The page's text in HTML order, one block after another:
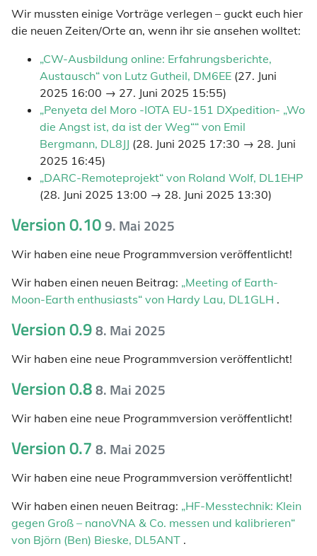
Wir mussten einige Vorträge verlegen – guckt euch hier
die neuen Zeiten/Orte an, wenn ihr sie ansehen wolltet:
„CW-Ausbildung online: Erfahrungsberichte,
Austausch“ von Lutz Gutheil, DM6EE (27. Juni
2025 16:00 → 27. Juni 2025 15:55)
„Penyeta del Moro -IOTA EU-151 DXpedition- „Wo
die Angst ist, da ist der Weg““ von Emil
Bergmann, DL8JJ (28. Juni 2025 17:30 → 28. Juni
2025 16:45)
„DARC-Remoteprojekt“ von Roland Wolf, DL1EHP
(28. Juni 2025 13:00 → 28. Juni 2025 13:30)
Version 0.109. Mai 2025
Wir haben eine neue Programmversion veröffentlicht!
Wir haben einen neuen Beitrag: „Meeting of Earth-
Moon-Earth enthusiasts“ von Hardy Lau, DL1GLH .
Version 0.98. Mai 2025
Wir haben eine neue Programmversion veröffentlicht!
Version 0.88. Mai 2025
Wir haben eine neue Programmversion veröffentlicht!
Version 0.7 8. Mai 2025
Wir haben eine neue Programmversion veröffentlicht!
Wir haben einen neuen Beitrag: „HF-Messtechnik: Klein
gegen Groß – nanoVNA & Co. messen und kalibrieren“
von Björn (Ben) Bieske, DL5ANT .